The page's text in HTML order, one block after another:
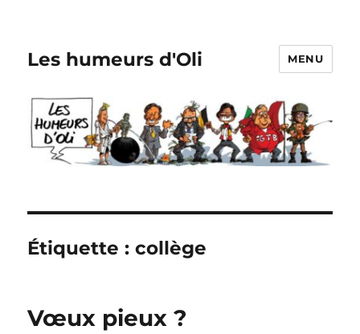
Les humeurs d'Oli MENU
Étiquette :collège
Vœux pieux ?